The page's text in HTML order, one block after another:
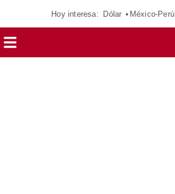
Hoy interesa: Dólar México-Perú